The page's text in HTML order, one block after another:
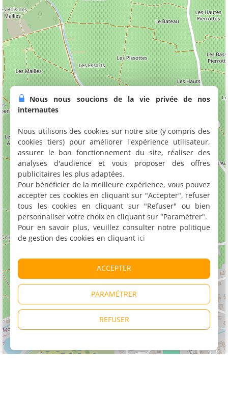
Nous nous soucions de la vie privée de nos
internautes
Nous utilisons des cookies sur notre site (y compris des
cookies tiers) pour améliorer l'expérience utilisateur,
assurer le bon fonctionnement du site, réaliser des
analyses d'audience et vous proposer des offres
publicitaires les plus adaptées.
Pour bénéficier de la meilleure expérience, vous pouvez
accepter ces cookies en cliquant sur "Accepter", refuser
tous les cookies en cliquant sur "Refuser" ou bien
personnaliser votre choix en cliquant sur "Paramétrer".
Pour en savoir plus, veuillez consulter notre politique
de gestion des cookies en cliquant ici
ACCEPTER
PARAMÉTRER
REFUSER